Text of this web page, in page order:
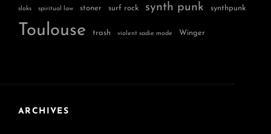
sloks spiritual law stoner surf rock synth punk synthpunk
Toulouse trash violent sadie mode Winger
ARCHIVES